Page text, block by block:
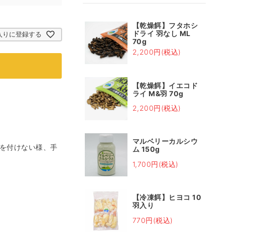
【乾燥餌】フタホシ
ドライ 羽なし ML
70g
2,200円(税込)
【乾燥餌】イエコド
ライ M&羽 70g
2,200円(税込)
マルベリーカルシウ
ム 150g
1,700円(税込)
【冷凍餌】ヒヨコ 10
羽入り
770円(税込)
りに登録する
付けない様、手